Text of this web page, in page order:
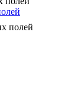
полей